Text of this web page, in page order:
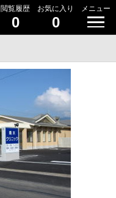
閲覧履歴
0
お気に入り
0
メニュー